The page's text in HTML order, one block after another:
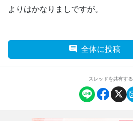
よりはかなりましですが。
全体に投稿
スレッドを共有する